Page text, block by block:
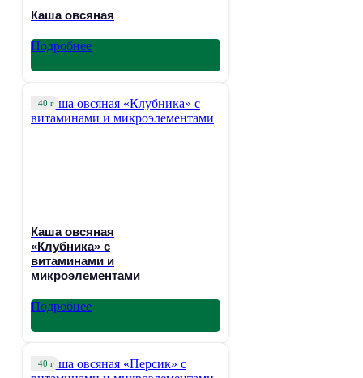
Каша овсяная
Подробнее
40 г
Каша овсяная
«Клубника» с
витаминами и
микроэлементами
Подробнее
40 г